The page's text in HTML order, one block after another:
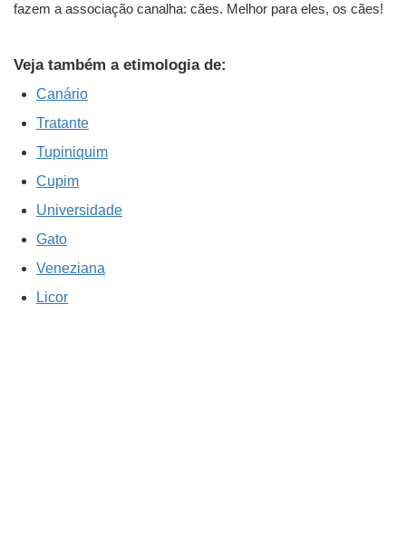
fazem a associação canalha: cães. Melhor para eles, os cães!
Veja também a etimologia de:
Canário
Tratante
Tupiniquim
Cupim
Universidade
Gato
Veneziana
Licor